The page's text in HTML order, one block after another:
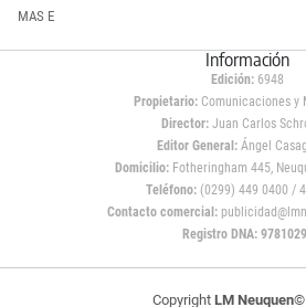
MAS E
Información
Edición: 6948
Propietario:Comunicaciones y
Director: Juan Carlos
Editor General:Ángel
Domicilio:Fotheringham 445,
Teléfono: (0299) 449 0400 /
Contacto comercial:
Registro DNA:
Copyright LM Neuquen©